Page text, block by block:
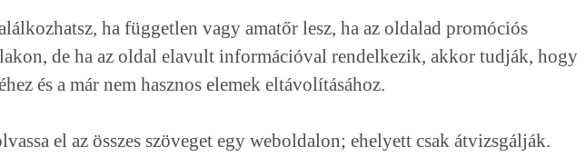
ha független vagy amatőr lesz, ha az oldalad promóciós
de ha az oldal elavult információval rendelkezik, akkor tudják, hogy
és a már nem hasznos elemek eltávolításához.
el az összes szöveget egy weboldalon; ehelyett csak átvizsgálják.